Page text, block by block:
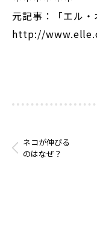
元記事：「エル・
http://
ネコが伸びる
のはなぜ？